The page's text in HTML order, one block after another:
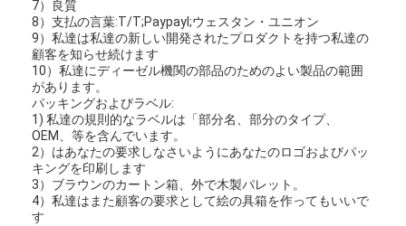
7）良質
8）支払の言葉:T/T;Paypayl;ウェスタン・ユニオン
9）私達は私達の新しい開発されたプロダクトを持つ私達の
顧客を知らせ続けます
10）私達にディーゼル機関の部品のためのよい製品の範囲
があります。
パッキングおよびラベル:
1) 私達の規則的なラベルは「部分名、部分のタイプ、
OEM、等を含んでいます。
2）はあなたの要求しなさいようにあなたのロゴおよびパッ
キングを印刷します
3）ブラウンのカートン箱、外で木製パレット。
4）私達はまた顧客の要求として絵の具箱を作ってもいいで
す